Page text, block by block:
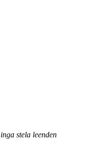
inga stela leenden